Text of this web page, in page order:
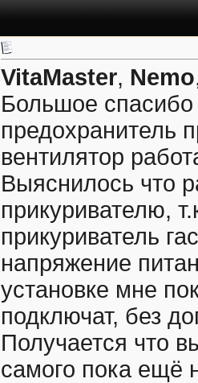
VitaMaster, Nemo
Большое спасибо
предохранитель
вентилятор
Выяснилось что
прикуривателю,
прикуриватель
напряжение
установке мне
подключат, без
Получается что
самого пока ещё